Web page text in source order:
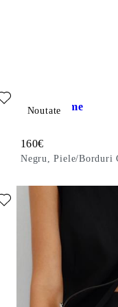
(Negru, Piele)
Mona Cizme
Noutate
Preț:
160€
Negru, Piele/Borduri
Adăugați la favorite:
Piele Lacuita)